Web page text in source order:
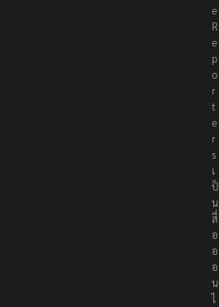
e
R
e
p
o
r
t
e
r
s
เ
ป็
น
สื่
อ
อ
อ
น
ไ